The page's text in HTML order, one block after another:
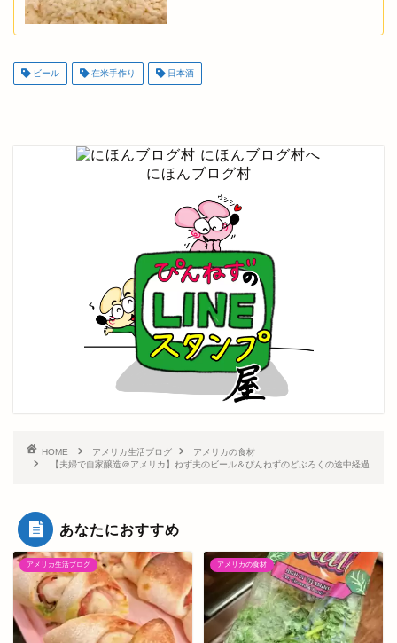
ビール 在米手作り 日本酒
にほんブログ村
HOME アメリカ生活ブログ
アメリカの食材
【夫婦で自家醸造＠アメリカ】ねず夫のビール＆ぴんねずのどぶろくの途中経過
あなたにおすすめ
アメリカ生活ブログ アメリカの食材